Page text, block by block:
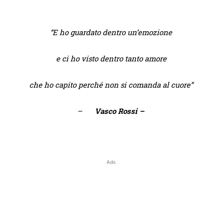
“E ho guardato dentro un’emozione
e ci ho visto dentro tanto amore
che ho capito perché non si comanda al cuore”
– Vasco Rossi –
Ads